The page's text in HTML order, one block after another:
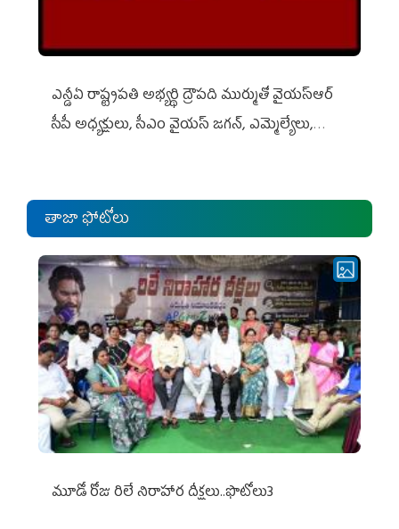
ఎన్డీఏ రాష్ట్ర‌ప‌తి అభ్య‌ర్థి ద్రౌప‌ది ముర్ముతో వైయ‌స్ఆర్
సీపీ అధ్య‌క్షులు, సీఎం వైయ‌స్ జ‌గ‌న్, ఎమ్మెల్యేలు,
తాజా ఫోటోలు
మూడో రోజు రిలే నిరాహార దీక్షలు..ఫొటోలు3